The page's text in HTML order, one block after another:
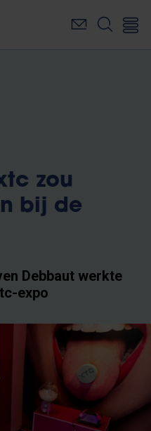
zou
bij de
Debbaut werkte
expo